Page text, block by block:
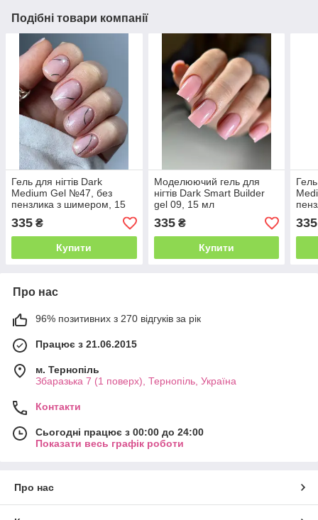
Подібні товари компанії
Гель для нігтів Dark
Medium Gel №47, без
пензлика з шимером, 15
мл
335 ₴
Купити
Моделюючий гель для
нігтів Dark Smart Builder
gel 09, 15 мл
335₴
Купити
мл
335
Про нас
96% позитивних з 270 відгуків за рік
Працює з 21.06.2015
м. Тернопіль
Збаразька 7 (1 поверх), Тернопіль, Україна
Контакти
Сьогодні працює з 00:00 до 24:00
Показати весь графік роботи
Про нас